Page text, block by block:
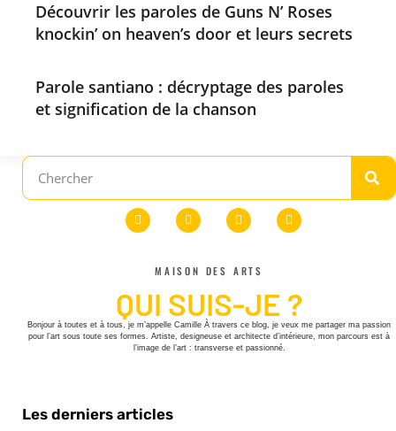
Découvrir les paroles de Guns N’ Roses
knockin’ on heaven’s door et leurs secrets
Parole santiano : décryptage des paroles
et signification de la chanson
MAISON DES ARTS
QUI SUIS-JE ?
Bonjour à toutes et à tous, je m’appelle Camille À travers ce blog, je veux me partager ma passion
pour l’art sous toute ses formes. Artiste, designeuse et architecte d’intérieure, mon parcours est à
l’image de l’art : transverse et passionné.
Les derniers articles